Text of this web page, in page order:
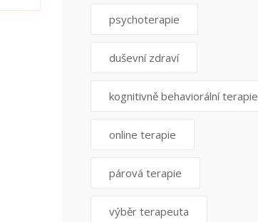
psychoterapie
duševní zdraví
kognitivně behaviorální terapie
online terapie
párová terapie
výběr terapeuta